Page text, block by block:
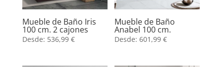
Mueble de Baño Iris
100 cm. 2 cajones
Desde: 536,99 €
Mueble de Baño
Anabel 100 cm.
Desde:601,99€